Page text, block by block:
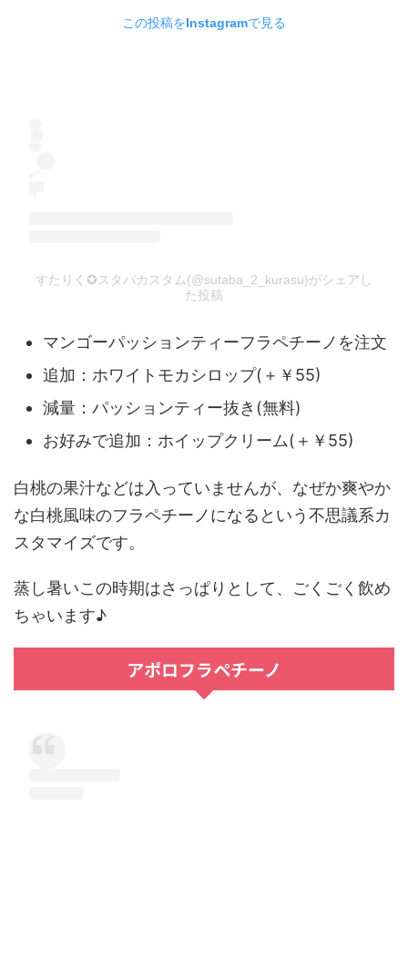
この投稿をInstagramで見る
すたりく✪スタバカスタム(@sutaba_2_kurasu)がシェアし
た投稿
マンゴーパッションティーフラペチーノを注文
追加：ホワイトモカシロップ(＋￥55)
減量：パッションティー抜き(無料)
お好みで追加：ホイップクリーム(＋￥55)
白桃の果汁などは入っていませんが、なぜか爽やか
な白桃風味のフラペチーノになるという不思議系カ
スタマイズです。
蒸し暑いこの時期はさっぱりとして、ごくごく飲め
ちゃいます♪
アポロフラペチーノ